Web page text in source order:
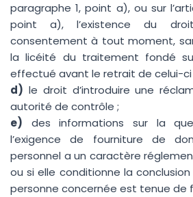
paragraphe 1, point a), ou sur
point a), l’existence du
consentement à tout moment,
la licéité du traitement fondé
effectué avant le retrait de celui-ci
d) le droit d’introduire une
autorité de contrôle ;
e) des informations sur la
l’exigence de fourniture de
personnel a un caractère
ou si elle conditionne la
personne concernée est tenue de